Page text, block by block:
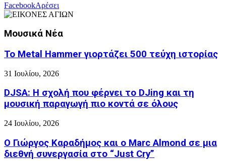
FacebookΑρέσει
Μουσικά Νέα
Το Metal Hammer γιορτάζει 500 τεύχη ιστορίας
31 Ιουλίου, 2026
DJSA: Η σχολή που φέρνει το DJing και τη
μουσική παραγωγή πιο κοντά σε όλους
24 Ιουλίου, 2026
Ο Γιώργος Καραδήμος και ο Marc Almond σε μια
διεθνή συνεργασία στο “Just Cry”